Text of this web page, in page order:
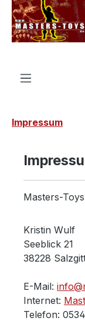
springen
Impressum
Masters-
Kristin Wulf
Seeblick 21
38228
E-Mail:
Internet:
Telefon: